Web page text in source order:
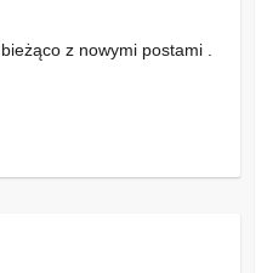
z nowymi postami .